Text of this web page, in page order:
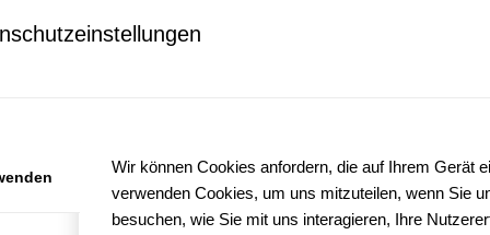
Wir können Cookies anfordern, die auf Ihrem Gerät
verwenden Cookies, um uns mitzuteilen, wenn Sie
besuchen, wie Sie mit uns interagieren, Ihre
steuerlichen Konsequenzen tragen. In diesem Fall lohnt sich
des geldwerten Vorteils des Dienstwagens senken. Der